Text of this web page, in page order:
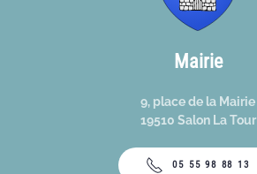
Mairie
9, place de la Mairie
19510 Salon La Tour
05 55 98 88 13